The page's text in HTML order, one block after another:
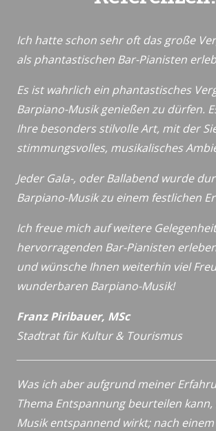
Ich hatte schon sehr oft das große
als phantastischen Bar-Pianisten
Es ist wahrlich ein phantastisches
Barpiano-Musik genießen zu dürfen.
Ihre besonders stilvolle Art, mit der
stimmungsvolles, musikalisches
Jeder Gala-, oder Ballabend wurde
Barpiano-Musik zu einem festlichen
Ich freue mich auf weitere
hervorragenden Bar-Pianisten
und wünsche Ihnen weiterhin viel
wunderbaren Barpiano-Musik!
Franz Piribauer, MSc
Stadtrat für Kultur & Tourismus
Was ich aber aufgrund meiner
Thema Entspannung beurteilen kann,
Musik entspannend wirkt; nach einem